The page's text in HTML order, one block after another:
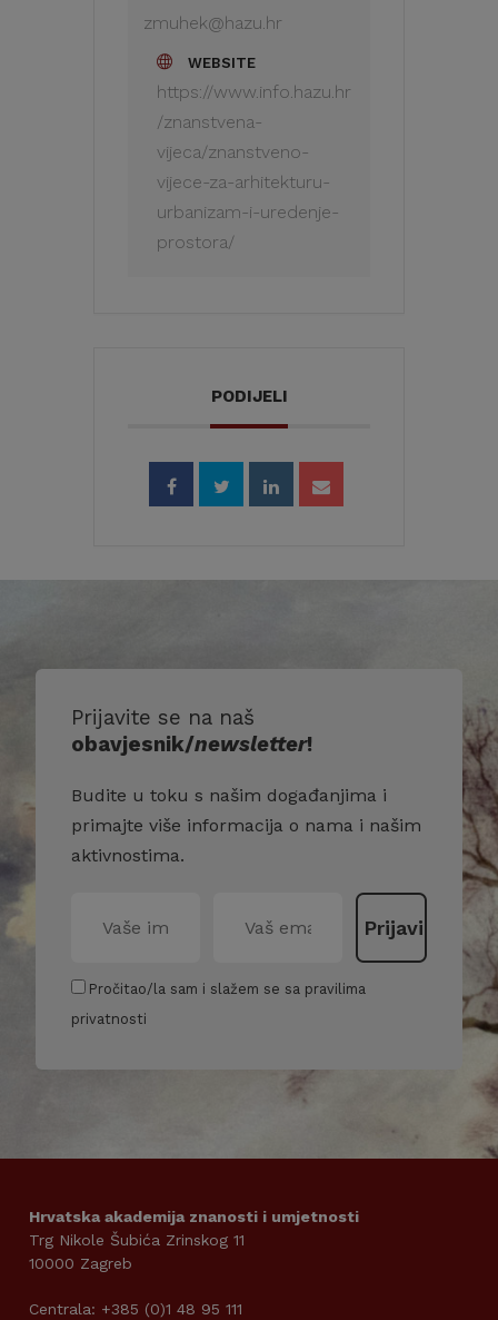
zmuhek@hazu.hr
WEBSITE
https://www.info.hazu.hr
/znanstvena-
vijeca/znanstveno-
vijece-za-arhitekturu-
urbanizam-i-uredenje-
prostora/
PODIJELI
Prijavite se na naš
obavjesnik/newsletter!
Budite u toku s našim događanjima i
primajte više informacija o nama i našim
aktivnostima.
Pročitao/la sam i slažem se sa pravilima
privatnosti
Hrvatska akademija znanosti i umjetnosti
Trg Nikole Šubića Zrinskog 11
10000 Zagreb
Centrala: +385 (0)1 48 95 111